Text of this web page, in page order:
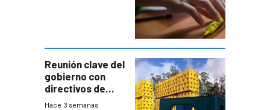
Reunión clave del
gobierno con
directivos de
Fábricas
Hace 3 semanas